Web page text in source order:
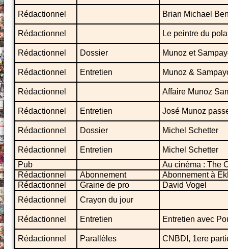
Rédactionnel Brian Michael
Rédactionnel Le peintre du
Rédactionnel Dossier Munoz et
Rédactionnel Entretien Munoz &
Rédactionnel Affaire Munoz
Rédactionnel Entretien José Munoz
Rédactionnel Dossier Michel Schetter
Rédactionnel Entretien
Michel Schetter
Pub
Au cinéma : The
Rédactionnel
Abonnement
Abonnement à
Rédactionnel
Graine de pro
David Vogel
Rédactionnel
Crayon du jour
Rédactionnel Entretien Entretien avec
Rédactionnel Parallèles CNBDI, 1ere